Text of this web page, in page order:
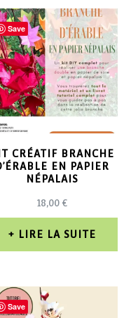
Save
CRÉATIF BRANCHE
EN PAPIER
NÉPALAIS
18,00€
LIRE LA SUITE
Save